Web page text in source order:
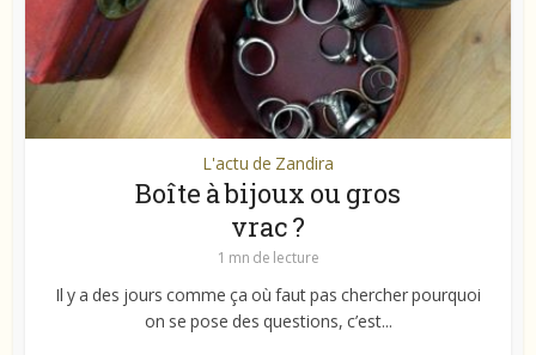
L'actu de Zandira
Boîte à bijoux ou gros
vrac ?
1 mn de lecture
Il y a des jours comme ça où faut pas chercher pourquoi
on se pose des questions, c’est...